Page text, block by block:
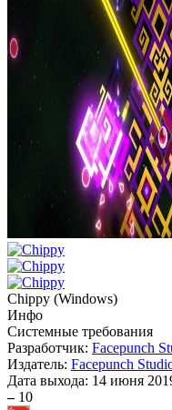
Chippy (Windows)
Инфо
Системные требования
Разработчик: Facepunch
Издатель: Facepunch
Дата выхода: 14 июня
– 10